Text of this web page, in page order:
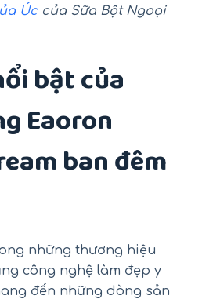
Úccủa Sữa Bột Ngoại
bật của
Eaoron
ban đêm
những thương hiệu
công nghệ làm đẹp y
đến những dòng sản